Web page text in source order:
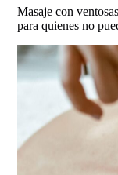
Masaje con
para quienes no